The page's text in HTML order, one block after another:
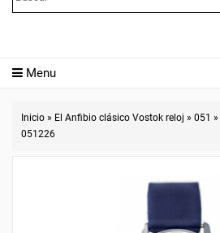
Menu
Inicio » El Anfibio clásico Vostok reloj » 051 »
051226